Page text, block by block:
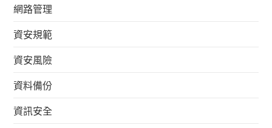
網路管理
資安規範
資安風險
資料備份
資訊安全